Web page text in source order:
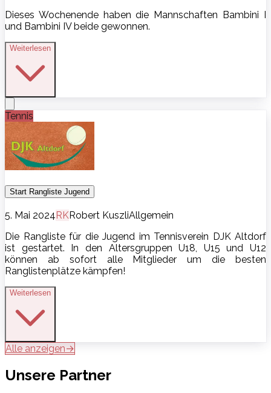
Dieses Wochenende haben die Mannschaften Bambini I
und Bambini IV beide gewonnen.
Weiterlesen
Tennis
Start Rangliste Jugend
5. Mai 2024RKRobert KuszliAllgemein
Die Rangliste für die Jugend im Tennisverein DJK Altdorf
ist gestartet. In den Altersgruppen U18, U15 und U12
können ab sofort alle Mitglieder um die besten
Ranglistenplätze kämpfen!
Weiterlesen
Alle anzeigen→
Unsere Partner